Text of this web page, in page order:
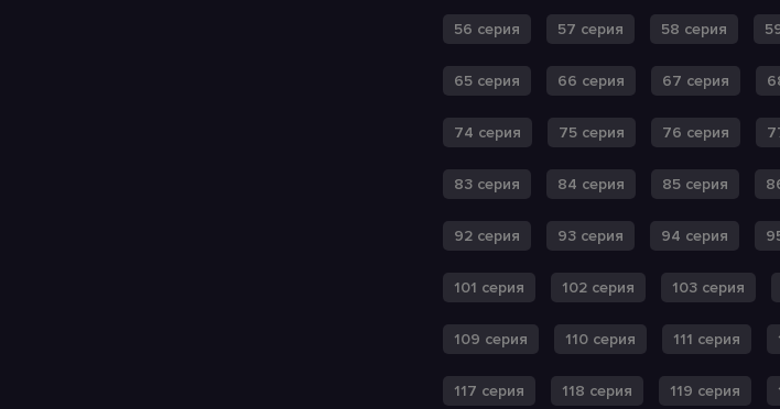
56 серия 57 серия 58 серия
65 серия 66 серия 67 серия
74 серия 75 серия 76 серия
83 серия 84 серия 85 серия
92 серия 93 серия 94 серия
101 серия 102 серия 103 серия
109 серия 110 серия 111 серия
117 серия 118 серия 119 серия